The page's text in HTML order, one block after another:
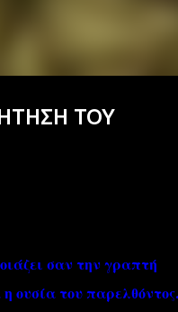
ΤΟΥ
σαν την γραπτή
η ουσία του παρελθόντος.